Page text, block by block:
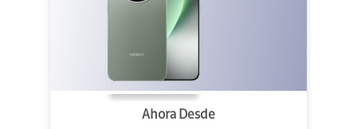
Ahora Desde